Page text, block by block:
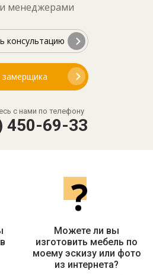
менеджерами
консультацию
с нами по телефону
450-69-33
?
Можете ли вы
изготовить мебель по
моему эскизу или фото
из интернета?